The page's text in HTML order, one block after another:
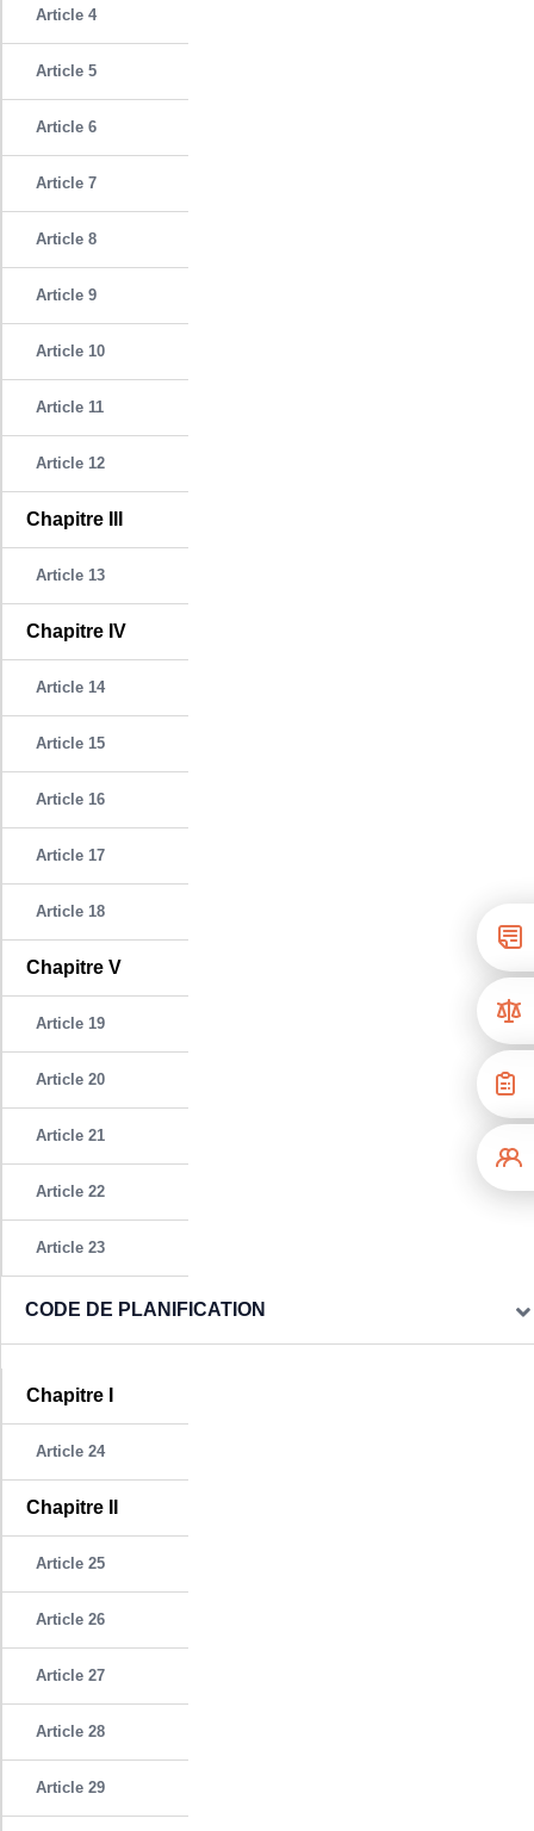
Article 4
Article 5
Article 6
Article 7
Article 8
Article 9
Article 10
Article 11
Article 12
Chapitre III
Article 13
Chapitre IV
Article 14
Article 15
Article 16
Article 17
Article 18
Chapitre V
Article 19
Article 20
Article 21
Article 22
Article 23
CODE DE PLANIFICATION
Chapitre I
Article 24
Chapitre II
Article 25
Article 26
Article 27
Article 28
Article 29